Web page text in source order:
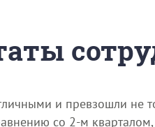
и превзошли
со 2-м